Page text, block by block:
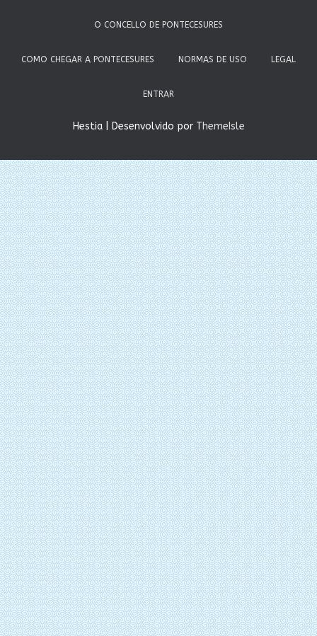
O CONCELLO DE PONTECESURES
COMO CHEGAR A PONTECESURES NORMAS DE USO LEGAL
ENTRAR
Hestia | Desenvolvido por ThemeIsle